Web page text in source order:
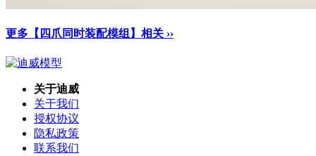
更多【四爪同时装配模组】相关 ››
关于迪威
关于我们
授权协议
隐私政策
联系我们